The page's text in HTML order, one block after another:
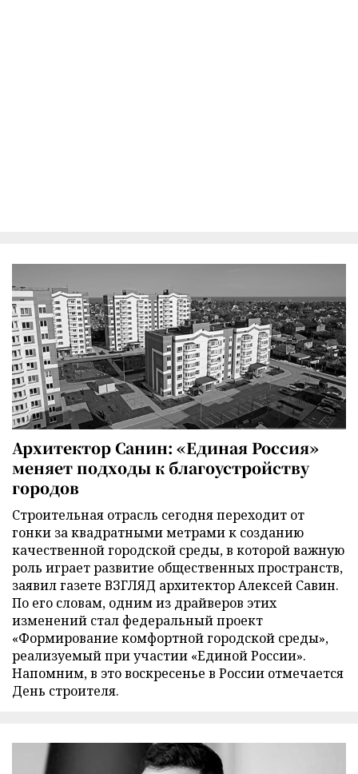
Архитектор Санин: «Единая Россия»
меняет подходы к благоустройству
городов
Строительная отрасль сегодня переходит от
гонки за квадратными метрами к созданию
качественной городской среды, в которой важную
роль играет развитие общественных пространств,
заявил газете ВЗГЛЯД архитектор Алексей Савин.
По его словам, одним из драйверов этих
изменений стал федеральный проект
«Формирование комфортной городской среды»,
реализуемый при участии «Единой России».
Напомним, в это воскресенье в России отмечается
День строителя.